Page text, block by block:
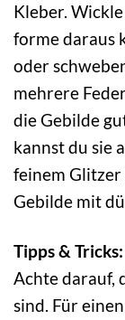
Kleber.
forme daraus
oder
mehrere
die Gebilde
kannst du sie
feinem Glitzer
Gebilde mit
Tipps & Tricks:
Achte darauf,
sind. Für